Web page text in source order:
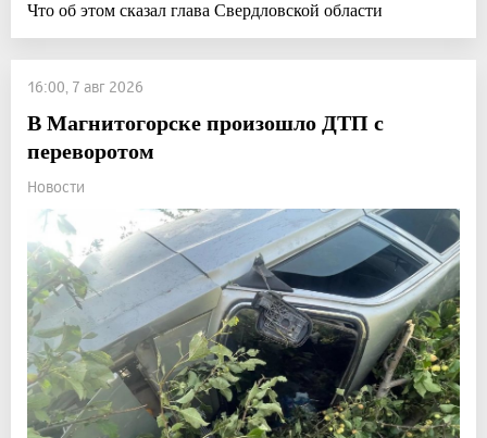
Что об этом сказал глава Свердловской области
16:00, 7 авг 2026
В Магнитогорске произошло ДТП с
переворотом
Новости